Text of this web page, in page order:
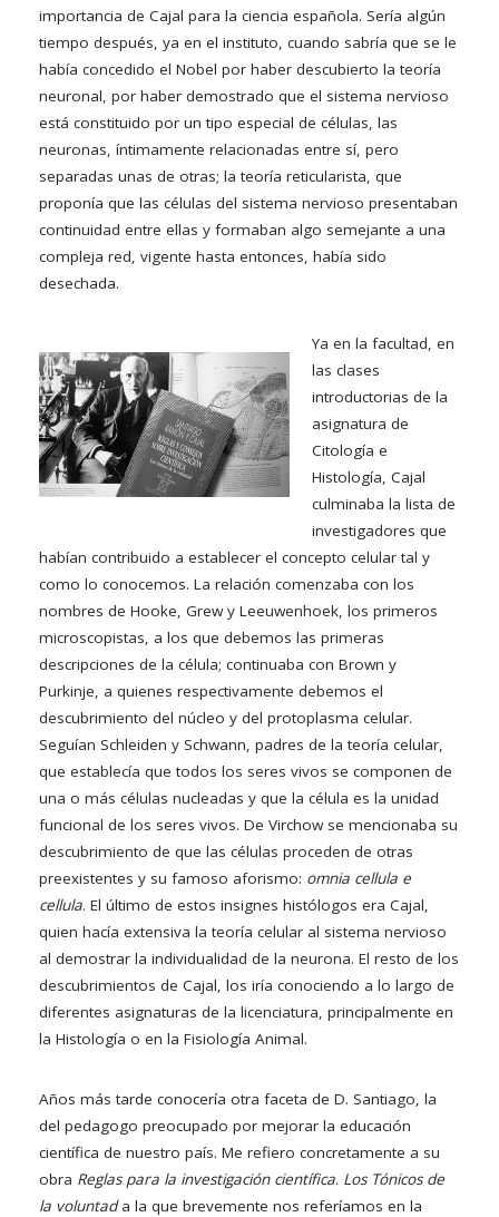
importancia de Cajal para la ciencia española. Sería algún
tiempo después, ya en el instituto, cuando sabría que se le
había concedido el Nobel por haber descubierto la teoría
neuronal, por haber demostrado que el sistema nervioso
está constituido por un tipo especial de células, las
neuronas, íntimamente relacionadas entre sí, pero
separadas unas de otras; la teoría reticularista, que
proponía que las células del sistema nervioso presentaban
continuidad entre ellas y formaban algo semejante a una
compleja red, vigente hasta entonces, había sido
desechada.
Ya en la facultad, en
las clases
introductorias de la
asignatura de
Citología e
Histología, Cajal
culminaba la lista de
investigadores que
habían contribuido a establecer el concepto celular tal y
como lo conocemos. La relación comenzaba con los
nombres de Hooke, Grew y Leeuwenhoek, los primeros
microscopistas, a los que debemos las primeras
descripciones de la célula; continuaba con Brown y
Purkinje, a quienes respectivamente debemos el
descubrimiento del núcleo y del protoplasma celular.
Seguían Schleiden y Schwann, padres de la teoría celular,
que establecía que todos los seres vivos se componen de
una o más células nucleadas y que la célula es la unidad
funcional de los seres vivos. De Virchow se mencionaba su
descubrimiento de que las células proceden de otras
preexistentes y su famoso aforismo: omnia cellula e
cellula. El último de estos insignes histólogos era Cajal,
quien hacía extensiva la teoría celular al sistema nervioso
al demostrar la individualidad de la neurona. El resto de los
descubrimientos de Cajal, los iría conociendo a lo largo de
diferentes asignaturas de la licenciatura, principalmente en
la Histología o en la Fisiología Animal.
Años más tarde conocería otra faceta de D. Santiago, la
del pedagogo preocupado por mejorar la educación
científica de nuestro país. Me refiero concretamente a su
obra Reglas para la investigación científica. Los Tónicos de
la voluntada la que brevemente nos referíamos en la